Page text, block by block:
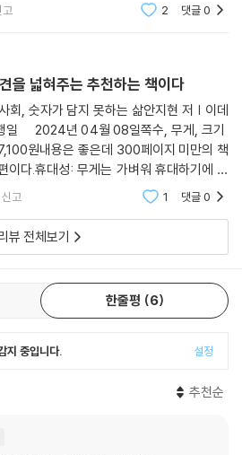
.
가고, 좋지 않은 일의 퍼센트는 계속 올라가
바라는 마음. 나는 [저자] 안지현이 그래
책을 추천한 손석희 전 JTBC 뉴스룸 앵
고 2 댓글0
을 넓혀주는 추천하는 책이다
회, 숫자가 담지 못하는 삶안지현 저 | 이데
일 2024년 04월 08일쪽수, 무게, 크기
원내용은 좋은데 300페이지 미만의 책
이다.휴대성: 무게는 가벼워 휴대하기에 괜
닌 한국어 원판책은 항상 번역의질에 신경
신고 1 댓글0
뷰 전체보기
한줄평 6
지 중입니다. 설정
추천순